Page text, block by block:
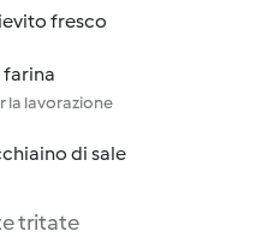
fresco
farina
la lavorazione
di sale
tritate